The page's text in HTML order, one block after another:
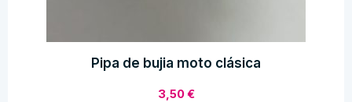
Pipa de bujia moto clásica
3,50€